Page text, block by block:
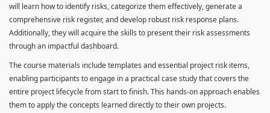
will learn how to identify risks, categorize them effectively, generate a
comprehensive risk register, and develop robust risk response plans.
Additionally, they will acquire the skills to present their risk assessments
through an impactful dashboard.
The course materials include templates and essential project risk items,
enabling participants to engage in a practical case study that covers the
entire project lifecycle from start to finish. This hands-on approach enables
them to apply the concepts learned directly to their own projects.